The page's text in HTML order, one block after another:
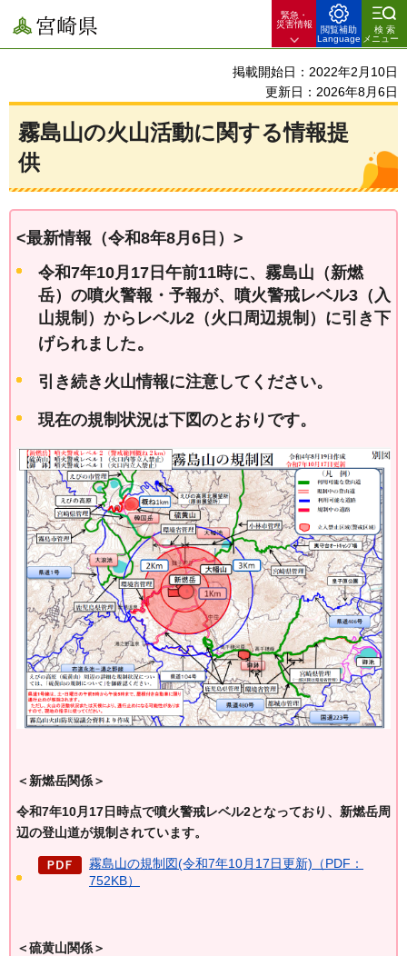
宮崎県
緊急・
災害情報
閲覧補助
Language
検索
メニュー
掲載開始日：2022年2月10日
更新日：2026年8月6日
霧島山の火山活動に関する情報提
供
<最新情報（令和8年8月6 日）>
令和7年10月17日午前11時に、霧島山（新燃
岳）の噴火警報・予報が、噴火警戒レベル3（入
山規制）からレベル2（火口周辺規制）に引き下
げられました。
引き続き火山情報に注意してください。
現在の規制状況は下図のとおりです。
＜新燃岳関係＞
令和7年10月17日時点で噴火警戒レベル2となっており、新燃岳周
辺の登山道が規制されています。
霧島山の規制図(令和7年10月17日更新)（PDF：
752KB）
＜硫黄山関係＞